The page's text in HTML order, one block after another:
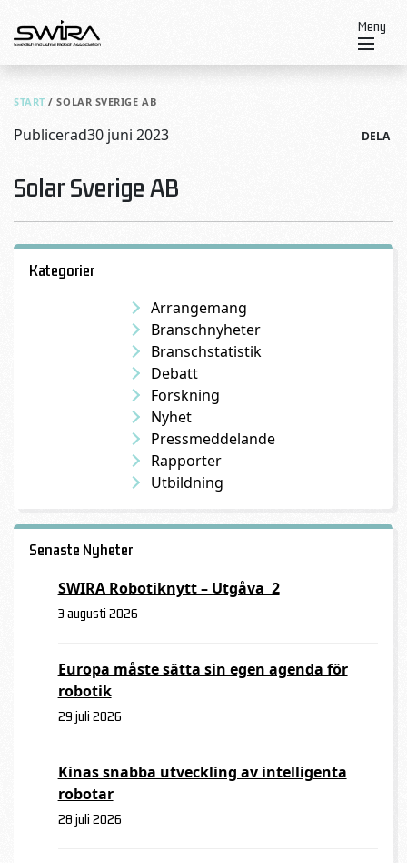
Meny
START / SOLAR SVERIGE AB
Publicerad30 juni 2023 DELA
Solar Sverige AB
Kategorier
Arrangemang
Branschnyheter
Branschstatistik
Debatt
Forskning
Nyhet
Pressmeddelande
Rapporter
Utbildning
Senaste Nyheter
SWIRA Robotiknytt – Utgåva 2
3 augusti 2026
Europa måste sätta sin egen agenda för
robotik
29 juli 2026
Kinas snabba utveckling av intelligenta
robotar
28 juli 2026